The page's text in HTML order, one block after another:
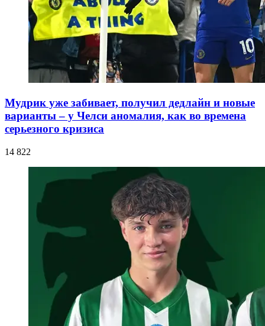
Мудрик уже забивает, получил дедлайн и новые
варианты – у Челси аномалия, как во времена
серьезного кризиса
14 822